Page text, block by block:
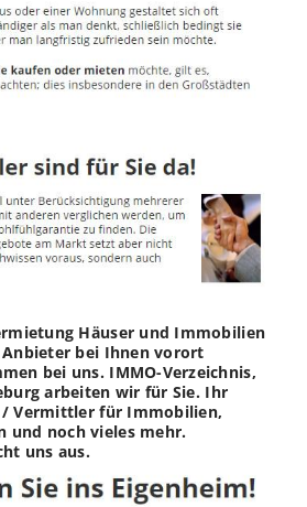
Häuser und Immobilien
bei Ihnen vorort
bei uns. IMMO-Verzeichnis,
arbeiten wir für Sie. Ihr
Vermittler für Immobilien,
und noch vieles mehr.
uns aus.